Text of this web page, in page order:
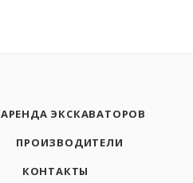
АРЕНДА ЭКСКАВАТОРОВ
ПРОИЗВОДИТЕЛИ
КОНТАКТЫ